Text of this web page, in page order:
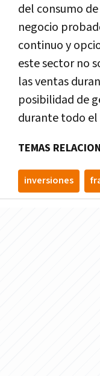
del consumo de
negocio
continuo y
este sector no
las ventas
posibilidad de
durante todo el
TEMAS
inversiones